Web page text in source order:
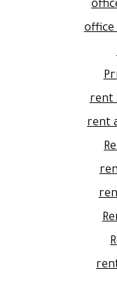
office
rent
rent